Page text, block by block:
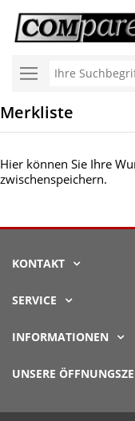
Merkliste
Hier können Sie Ihre
zwischenspeichern.
KONTAKT
SERVICE
INFORMATIONEN
UNSERE